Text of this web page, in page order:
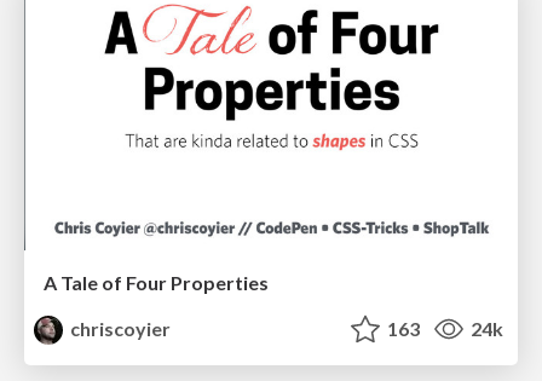
A Tale of Four Properties
chriscoyier
163 24k